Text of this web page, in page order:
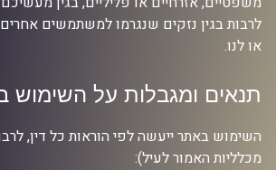
לרבות בגין נזקים שנגרמו למשתמשים
או לנו.
תנאים ומגבלות על השימוש
השימוש באתר ייעשה לפי הוראות כל דין,
מכלליות האמור לעיל):